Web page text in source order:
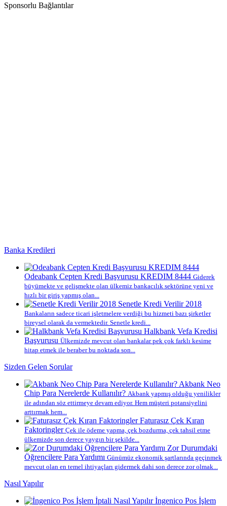
Sponsorlu Bağlantılar
Banka Kredileri
Odeabank Cepten Kredi Başvurusu KREDIM 8444 Giderek
büyümekte ve gelişmekte olan ülkemiz bankacılık sektörüne yeni ve
hızlı bir giriş yapmış olan...
Senetle Kredi Verilir 2018
Bankaların sadece ticari işletmelere verdiği bu hizmeti bazı şirketler
bireysel olarak da vermektedir. Senetle kredi...
Halkbank Vefa Kredisi
Başvurusu Ülkemizde mevcut olan bankalar pek çok farklı kesime
hitap etmek ile beraber bu noktada son...
Sizden Gelen Sorular
Akbank Neo
Chip Para Nerelerde Kullanılır? Akbank yapmış olduğu yenilikler
ile adından söz ettirmeye devam ediyor. Hem müşteri potansiyelini
arttırmak hem...
Faturasız Çek Kıran
Faktoringler Çek ile ödeme yapma, çek bozdurma, çek tahsil etme
ülkemizde son derece yaygın bir şekilde...
Zor Durumdaki
Öğrencilere Para Yardımı Günümüz ekonomik şartlarında geçinmek
mevcut olan en temel ihtiyaçları gidermek dahi son derece zor olmak...
Nasıl Yapılır
İngenico Pos İşlem